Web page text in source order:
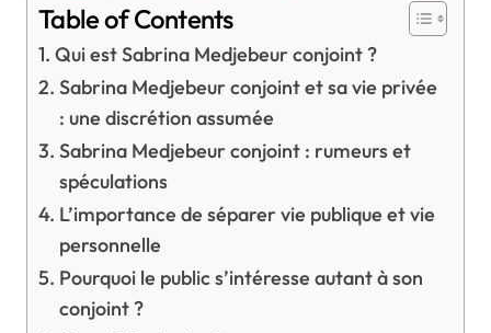
Table of Contents
Qui est Sabrina Medjebeur conjoint ?
Sabrina Medjebeur conjoint et sa vie privée
: une discrétion assumée
Sabrina Medjebeur conjoint : rumeurs et
spéculations
L’importance de séparer vie publique et vie
personnelle
Pourquoi le public s’intéresse autant à son
conjoint ?